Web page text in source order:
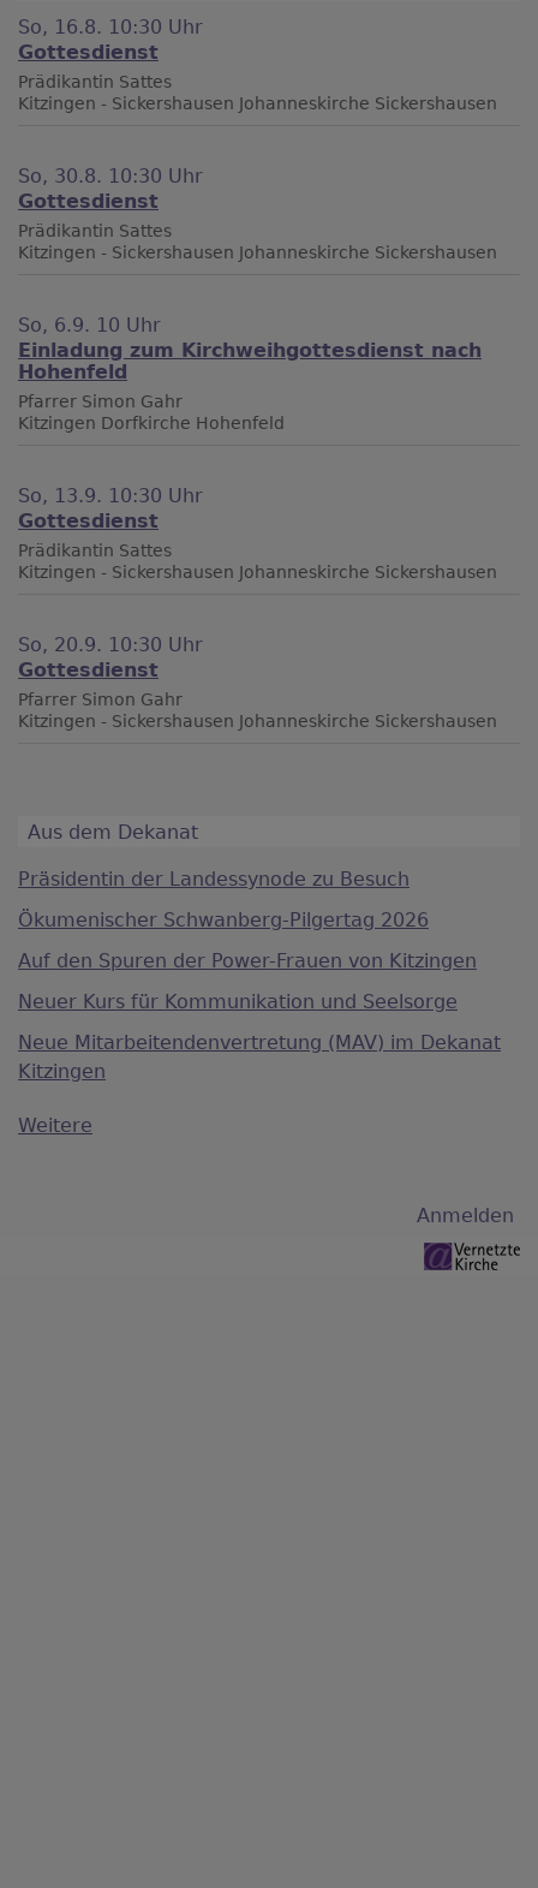
So, 16.8. 10:30 Uhr
Gottesdienst
Prädikantin Sattes
Kitzingen - Sickershausen Johanneskirche Sickershausen
So, 30.8. 10:30 Uhr
Gottesdienst
Prädikantin Sattes
Kitzingen - Sickershausen Johanneskirche Sickershausen
So, 6.9. 10 Uhr
Einladung zum Kirchweihgottesdienst nach
Hohenfeld
Pfarrer Simon Gahr
Kitzingen Dorfkirche Hohenfeld
So, 13.9. 10:30 Uhr
Gottesdienst
Prädikantin Sattes
Kitzingen - Sickershausen Johanneskirche Sickershausen
So, 20.9. 10:30 Uhr
Gottesdienst
Pfarrer Simon Gahr
Kitzingen - Sickershausen Johanneskirche Sickershausen
Aus dem Dekanat
Präsidentin der Landessynode zu Besuch
Ökumenischer Schwanberg-Pilgertag 2026
Auf den Spuren der Power-Frauen von Kitzingen
Neuer Kurs für Kommunikation und Seelsorge
Neue Mitarbeitendenvertretung (MAV) im Dekanat
Kitzingen
Weitere
Anmelden